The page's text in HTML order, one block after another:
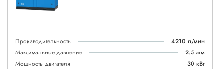
Производительность
4210 л/мин
Максимальное давление
2.5 атм
Мощность двигателя
30 кВт